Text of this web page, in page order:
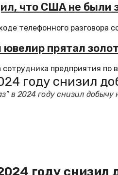
что США не были
телефонного разговора
ювелир прятал
предприятия по
году снизил
в 2024 году снизил
году